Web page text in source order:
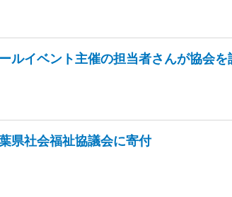
ルイベント主催の担当者さんが協会を
県社会福祉協議会に寄付